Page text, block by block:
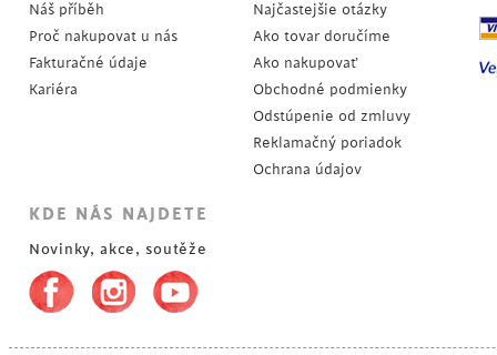
Náš příběh
Proč nakupovat u nás
Fakturačné údaje
Kariéra
Najčastejšie otázky
Ako tovar doručíme
Ako nakupovať
Obchodné podmienky
Odstúpenie od zmluvy
Reklamačný poriadok
Ochrana údajov
KDE NÁS NAJDETE
Novinky, akce, soutěže